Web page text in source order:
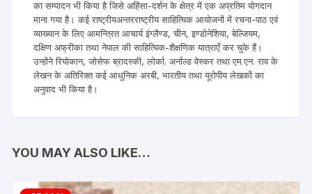
का सम्पादन भी किया है जिसे अहिंसा-दर्शन के क्षेत्र में एक अप्रतिम योगदान
माना गया है। कई राष्ट्रीयअन्तरराष्ट्रीय साहित्यिक आयोजनों में रचना-पाठ एवं
व्याख्यान के लिए आमन्त्रित आचार्य इंग्लैण्ड, चीन, इण्डोनेशिया, बेल्जियम,
दक्षिण अफ्रीका तथा नेपाल की साहित्यिक-शैक्षणिक यात्राएँ कर चुके हैं।
उन्होंने रियोकान, जोसेफ ब्रादस्की, लोर्का. अर्नाल्ड वेस्कर तथा एम.एन. राव के
लेखन के अतिरिक्त कई आधुनिक अरबी, भारतीय तथा यूरोपीय लेखकों का
अनुवाद भी किया है।
YOU MAY ALSO LIKE…